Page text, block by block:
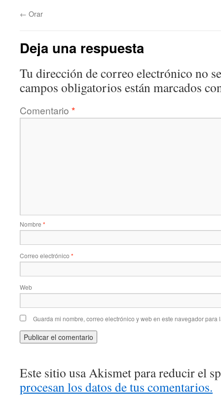
← Orar
Deja una respuesta
Tu dirección de correo electrónico no
campos obligatorios están marcados
Comentario *
Nombre *
Correo electrónico *
Web
Guarda mi nombre, correo electrónico y web en este navegador para
Este sitio usa Akismet para reducir el
procesan los datos de tus comentarios.